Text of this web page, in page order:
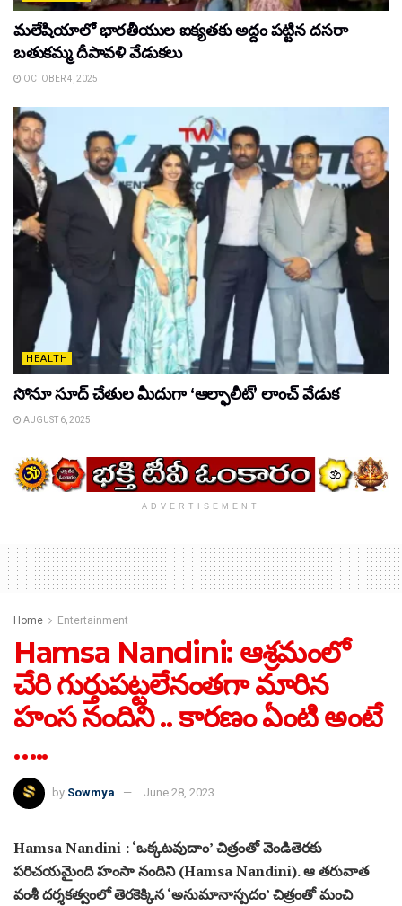
మలేషియాలో భారతీయుల ఐక్యతకు అద్దం పట్టిన దసరా
బతుకమ్మ దీపావళి వేడుకలు
OCTOBER 4, 2025
HEALTH
సోనూ సూద్ చేతుల మీదుగా ‘ఆల్ఫాలీట్’ లాంచ్ వేడుక
AUGUST 6, 2025
ADVERTISEMENT
Home Entertainment
Hamsa Nandini: ఆశ్రమంలో
చేరి గుర్తుపట్టలేనంతగా మారిన
హంస నందిని .. కారణం ఏంటి అంటే
…..
by Sowmya June 28, 2023
Hamsa Nandini : ‘ఒక్కటవుదాం’ చిత్రంతో వెండితెర‌కు
ప‌రిచ‌య‌మైంది హంసా నందిని (Hamsa Nandini). ఆ త‌రువాత
వంశీ ద‌ర్శ‌క‌త్వంలో తెర‌కెక్కిన ‘అనుమానాస్ప‌దం’ చిత్రంతో మంచి